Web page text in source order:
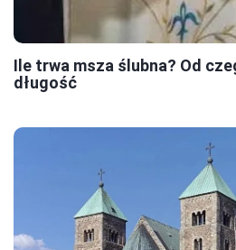
Ile trwa msza ślubna? Od
długość